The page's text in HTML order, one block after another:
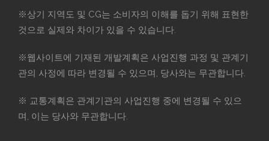
※상기 지역도 및 CG는 소비자의 이해를 돕기 위해 표현한
것으로 실제와 차이가 있을 수 있습니다.
※웹사이트에 기재된 개발계획은 사업진행 과정 및 관계기
관의 사정에 따라 변경될 수 있으며, 당사와는 무관합니다.
※ 교통계획은 관계기관의 사업진행 중에 변경될 수 있으
며, 이는 당사와 무관합니다.